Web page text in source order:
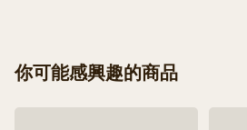
你可能感興趣的商品